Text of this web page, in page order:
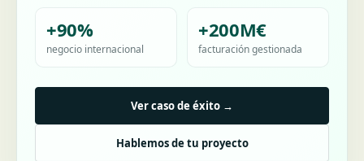
+90%
negocio internacional
+200M€
facturación gestionada
Ver caso de éxito →
Hablemos de tu proyecto